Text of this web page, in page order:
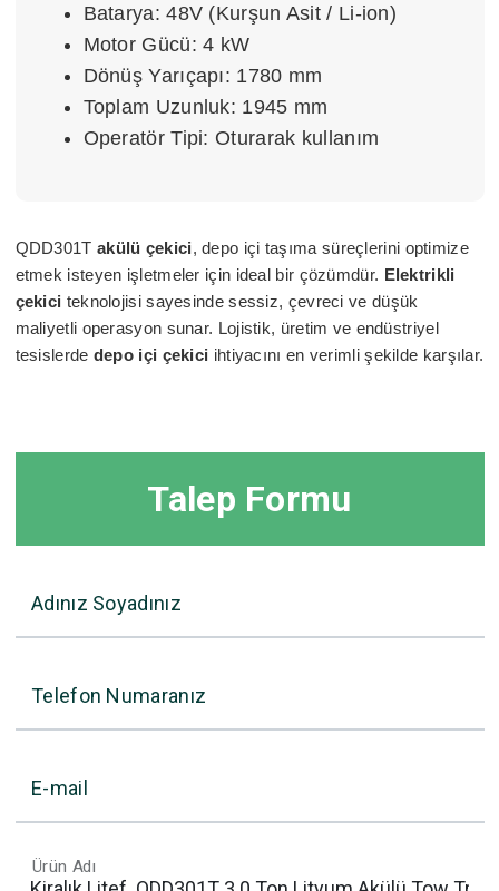
Batarya: 48V (Kurşun Asit / Li-ion)
Motor Gücü: 4 kW
Dönüş Yarıçapı: 1780 mm
Toplam Uzunluk: 1945 mm
Operatör Tipi: Oturarak kullanım
QDD301T akülü çekici, depo içi taşıma süreçlerini optimize
etmek isteyen işletmeler için ideal bir çözümdür. Elektrikli
çekici teknolojisi sayesinde sessiz, çevreci ve düşük
maliyetli operasyon sunar. Lojistik, üretim ve endüstriyel
tesislerde depo içi çekici ihtiyacını en verimli şekilde karşılar.
Talep Formu
Adınız Soyadınız
Telefon Numaranız
E-mail
Ürün Adı